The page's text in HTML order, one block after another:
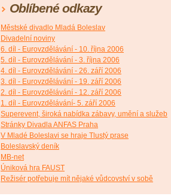
Oblíbené odkazy
Městské divadlo Mladá Boleslav
Divadelní noviny
6. díl - Eurovzdělávání - 10. října 2006
5. díl - Eurovzdělávání - 3. října 2006
4. díl - Eurovzdělávání - 26. září 2006
3. díl - Eurovzdělávání - 19. září 2006
2. díl - Eurovzdělávání - 12. září 2006
1. díl - Eurovzdělávání- 5. září 2006
Superevent, široká nabídka zábavy, umění a služeb
Stránky Divadla ANFAS Praha
V Mladé Boleslavi se hraje Tlustý prase
Boleslavský deník
MB-net
Úniková hra FAUST
Režisér potřebuje mít nějaké vůdcovství v sobě